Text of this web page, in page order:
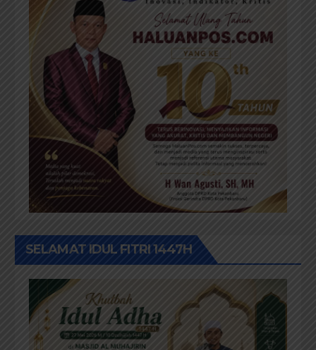
SELAMAT IDUL FITRI 1447H